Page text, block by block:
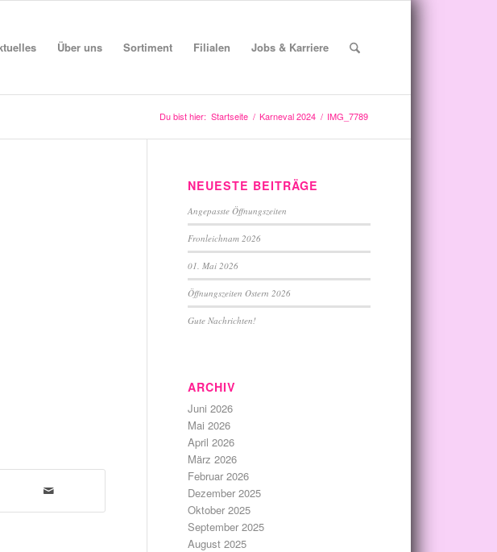
Über uns Sortiment Filialen Jobs & Karriere
Du bist hier: Startseite / Karneval 2024 / IMG_7789
NEUESTE BEITRÄGE
Angepasste Öffnungszeiten
Fronleichnam 2026
01. Mai 2026
Öffnungszeiten Ostern 2026
Gute Nachrichten!
ARCHIV
Juni 2026
Mai 2026
April 2026
März 2026
Februar 2026
Dezember 2025
Oktober 2025
September 2025
August 2025